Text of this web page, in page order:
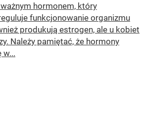
hormonem, który
funkcjonowanie organizmu
produkują estrogen, ale u kobiet
Należy pamiętać, że hormony
w...